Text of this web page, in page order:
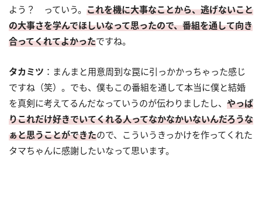
よう？ っていう。 これを機に大事なことから、逃げないこと
の大事さを学んでほしいなって思ったので、番組を通して向き
合ってくれてよかったですね。
タカミツ ：まんまと用意周到な罠に引っかかっちゃった感じ
ですね（笑）。でも、僕もこの番組を通して本当に僕と結婚
を真剣に考えてるんだなっていうのが伝わりましたし、 やっぱ
りこれだけ好きでいてくれる人ってなかなかいないんだろうな
ぁと思うことができたので、こういうきっかけを作ってくれた
タマちゃんに感謝したいなって思います。